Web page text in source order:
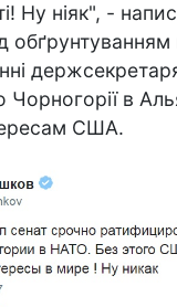
Ну ніяк", -
обґрунтуванням
в
США.